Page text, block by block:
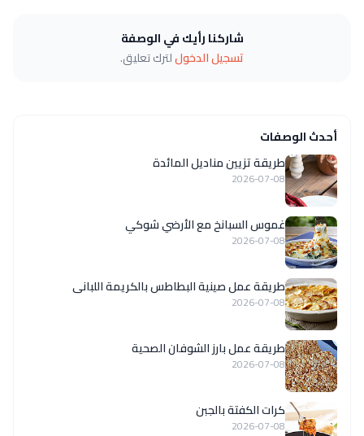
شاركنا رأيك في الوصفة
تسجيل الدخوللترك تعليق.
أحدث الوصفات
طريقة تزيين مناديل المائدة
2026-07-08
غموس السبانخ مع الأرضي شوكي
2026-07-08
طريقة عمل صينية البطاطس بالكريمة اللبانى
2026-07-08
طريقة عمل بارز الشوفان الصحية
2026-07-08
كرات الكفتة بالجبن
2026-07-08